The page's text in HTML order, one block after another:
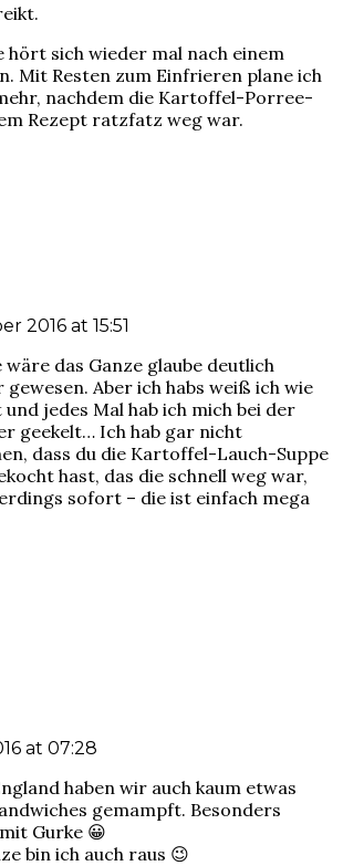
hört sich wieder mal nach einem
Mit Resten zum Einfrieren plane ich
nachdem die Kartoffel-Porree-
Rezept ratzfatz weg war.
2016 at 15:51
wäre das Ganze glaube deutlich
Aber ich habs weiß ich wie
jedes Mal hab ich mich bei der
geekelt… Ich hab gar nicht
dass du die Kartoffel-Lauch-Suppe
hast, das die schnell weg war,
sofort – die ist einfach mega
at 07:28
haben wir auch kaum etwas
gemampft. Besonders
Gurke 😀
bin ich auch raus 😉